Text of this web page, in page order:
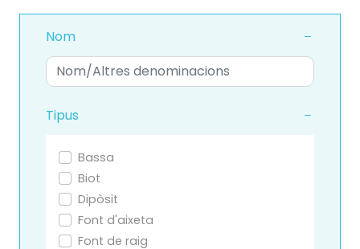
Nom
Tipus
Bassa
Biot
Dipòsit
Font d'aixeta
Font de raig